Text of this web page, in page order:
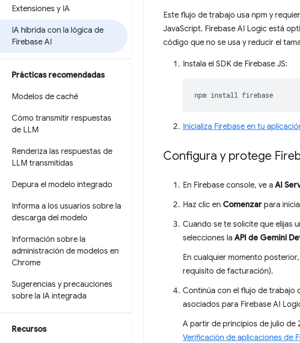
Extensiones y IA
IA híbrida con la lógica de
Firebase AI
Prácticas recomendadas
Modelos de caché
Cómo transmitir respuestas
de LLM
Renderiza las respuestas de
LLM transmitidas
Depura el modelo integrado
Informa a los usuarios sobre la
descarga del modelo
Información sobre la
administración de modelos en
Chrome
Sugerencias y precauciones
sobre la IA integrada
Recursos
Este flujo de trabajo usa npm y
JavaScript. Firebase AI Logic está
código que no se usa y reducir el
Instala el SDK de Firebase JS:
npm install
Inicializa Firebase en tu
Configura y protege
En Firebase console, ve aAI
Haz clic en Comenzar para
Cuando se te solicite que elijas
selecciones laAPI de Gemini
En cualquier momento
requisito de facturación).
Continúa con el flujo de trabajo
asociados para Firebase AI
A partir de principios de julio de
Verificación de aplicaciones de